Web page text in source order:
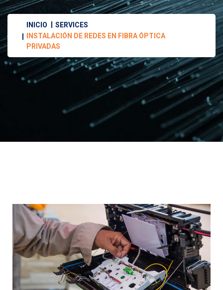
INICIO
SERVICES
INSTALACIÓN DE REDES EN FIBRA ÓPTICA
PRIVADAS